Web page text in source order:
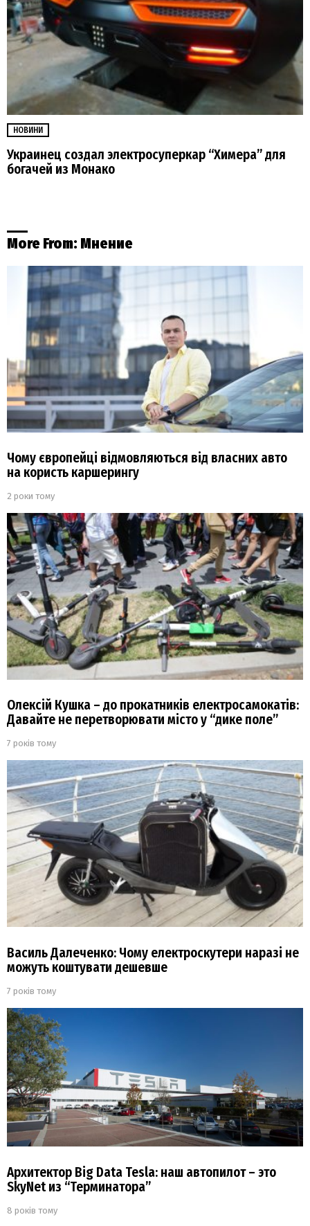
НОВИНИ
Украинец создал электросуперкар “Химера” для
богачей из Монако
More From: Мнение
Чому європейці відмовляються від власних авто
на користь каршерингу
2 роки тому
Олексій Кушка – до прокатників електросамокатів:
Давайте не перетворювати місто у “дике поле”
7 років тому
Василь Далеченко: Чому електроскутери наразі не
можуть коштувати дешевше
7 років тому
Архитектор Big Data Tesla: наш автопилот – это
SkyNet из “Терминатора”
8 років тому